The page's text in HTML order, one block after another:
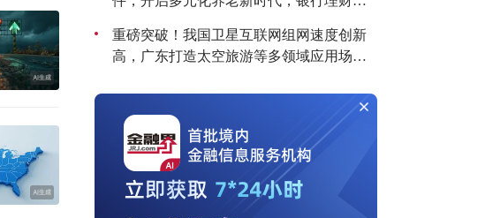
重磅突破！我国卫星互联网组网速度创新
高，广东打造太空旅游等多领域应用场